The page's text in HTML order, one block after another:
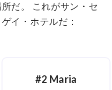
だ。
これがサン・セ
イ・ホテルだ：
#2 Maria